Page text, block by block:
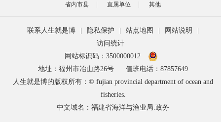
省内市县 直属单位 其他
联系人生就是博 | 隐私保护 | 站点地图 | 网站说明
|
访问统计
网站标识码：3500000012
地址：福州市冶山路26号
值班电话：87857649
人生就是博的版权所有：© fujian provincial department of ocean and
fisheries.
中文域名：福建省海洋与渔业局.政务